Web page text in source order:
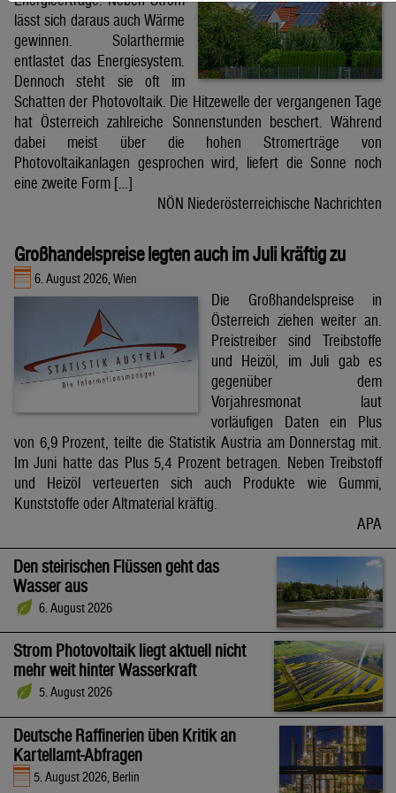
lässt sich daraus auch Wärme
gewinnen. Solarthermie
entlastet das Energiesystem.
Dennoch steht sie oft im
Schatten der Photovoltaik. Die Hitzewelle der vergangenen Tage
hat Österreich zahlreiche Sonnenstunden beschert. Während
dabei meist über die hohen Stromerträge von
Photovoltaikanlagen gesprochen wird, liefert die Sonne noch
eine zweite Form […]
NÖN Niederösterreichische Nachrichten
Großhandelspreise legten auch im Juli kräftig zu
6. August 2026, Wien
Die Großhandelspreise in
Österreich ziehen weiter an.
Preistreiber sind Treibstoffe
und Heizöl, im Juli gab es
gegenüber dem
Vorjahresmonat laut
vorläufigen Daten ein Plus
von 6,9 Prozent, teilte die Statistik Austria am Donnerstag mit.
Im Juni hatte das Plus 5,4 Prozent betragen. Neben Treibstoff
und Heizöl verteuerten sich auch Produkte wie Gummi,
Kunststoffe oder Altmaterial kräftig.
APA
Den steirischen Flüssen geht das
Wasser aus
6. August 2026
Strom Photovoltaik liegt aktuell nicht
mehr weit hinter Wasserkraft
5. August 2026
Deutsche Raffinerien üben Kritik an
Kartellamt-Abfragen
5. August 2026, Berlin